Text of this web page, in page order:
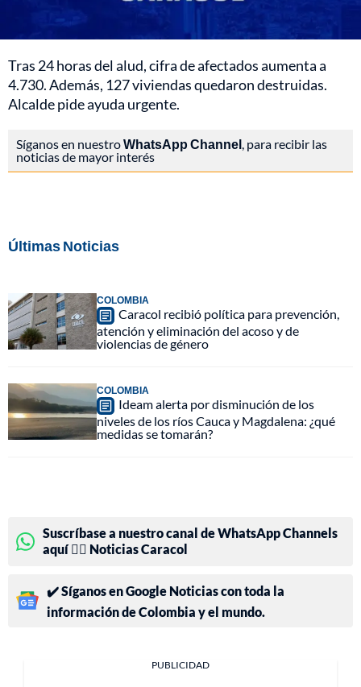
Tras 24 horas del alud, cifra de afectados aumenta a
4.730. Además, 127 viviendas quedaron destruidas.
Alcalde pide ayuda urgente.
Síganos en nuestroWhatsApp Channel , para recibir las
noticias de mayor interés
Últimas Noticias
COLOMBIA
Caracol recibió política para prevención,
atención y eliminación del acoso y de
violencias de género
COLOMBIA
Ideam alerta por disminución de los
niveles de los ríos Cauca y Magdalena: ¿qué
medidas se tomarán?
Suscríbase a nuestro canal de WhatsApp Channels
aquí 👉🏻 Noticias Caracol
✔️ Síganos en Google Noticias con toda la
información de Colombia y el mundo.
PUBLICIDAD